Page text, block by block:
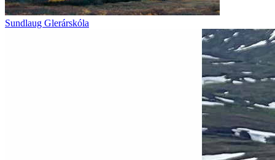
Sundlaug Glerárskóla